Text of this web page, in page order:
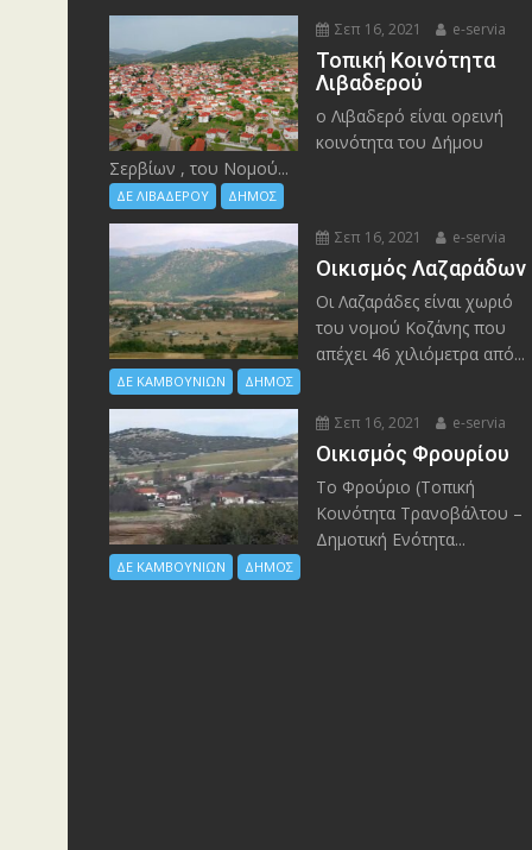
Σεπ 16, 2021 e-servia
Τοπική Κοινότητα
Λιβαδερού
ο Λιβαδερό είναι ορεινή
κοινότητα του Δήμου
Σερβίων , του Νομού...
ΔΕ ΛΙΒΑΔΕΡΟΥ ΔΗΜΟΣ
Σεπ 16, 2021 e-servia
Οικισμός Λαζαράδων
Οι Λαζαράδες είναι χωριό
του νομού Κοζάνης που
απέχει 46 χιλιόμετρα από...
ΔΕ ΚΑΜΒΟΥΝΙΩΝ ΔΗΜΟΣ
Σεπ 16, 2021 e-servia
Οικισμός Φρουρίου
Το Φρούριο (Τοπική
Κοινότητα Τρανοβάλτου –
Δημοτική Ενότητα...
ΔΕ ΚΑΜΒΟΥΝΙΩΝ ΔΗΜΟΣ